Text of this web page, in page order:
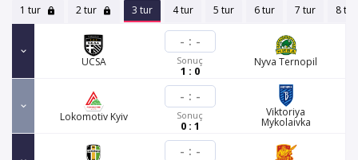
1 tur 2 tur 3 tur 4 tur 5 tur 6 tur 7 tur 8 tur
UCSA
- : -
Sonuç
1 : 0
Nyva Ternopil
Lokomotiv Kyiv
- : -
Sonuç
0 : 1
Viktoriya
Mykolaivka
- : -